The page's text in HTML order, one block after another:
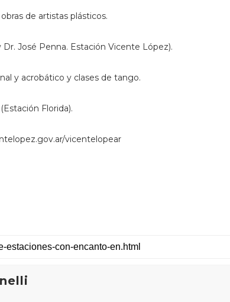
de artistas plásticos.
José Penna. Estación Vicente López).
y acrobático y clases de tango.
Florida).
vicentelopear